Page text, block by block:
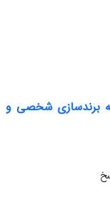
برندسازی شخصی و